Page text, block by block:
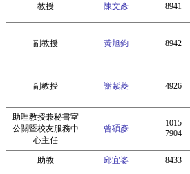
教授 陳文彥 8941
副教授 黃旭鈞 8942
副教授 謝紫菱 4926
助理教授兼秘書室
公關暨校友服務中
心主任
曾碩彥
1015
7904
助教 邱宜姿 8433